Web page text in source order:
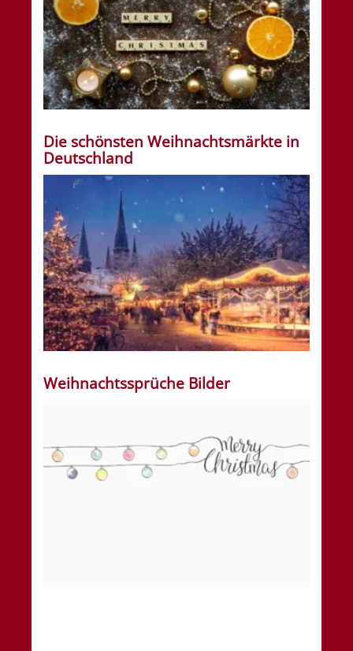
Die schönsten Weihnachtsmärkte in
Deutschland
Weihnachtssprüche Bilder